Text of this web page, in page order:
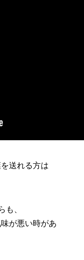
送れる方は
も、
が悪い時があ